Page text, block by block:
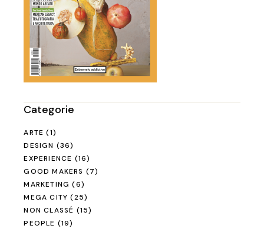
Categorie
ARTE (1)
DESIGN (36)
EXPERIENCE (16)
GOOD MAKERS (7)
MARKETING (6)
MEGA CITY (25)
NON CLASSÉ (15)
PEOPLE (19)